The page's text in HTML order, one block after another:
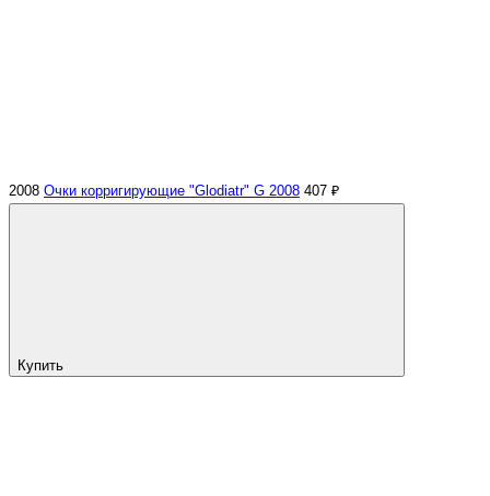
2008 Очки корригирующие "Glodiatr" G 2008 407 ₽
Купить